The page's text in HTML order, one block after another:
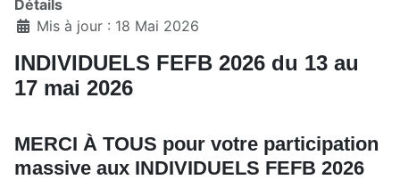
Détails
Mis à jour : 18 Mai 2026
INDIVIDUELS FEFB 2026 du 13 au
17 mai 2026
MERCI À TOUS pour votre participation
massive aux INDIVIDUELS FEFB 2026